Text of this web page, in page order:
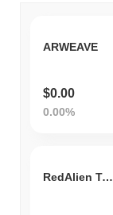
ARWEAVE
$0.00
0.00%
RedAlien Token